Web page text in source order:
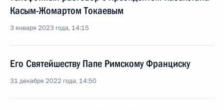
Касым-Жомартом Токаевым
3 января 2023 года, 14:15
Его Святейшеству Папе Римскому Франциску
31 декабря 2022 года, 14:50